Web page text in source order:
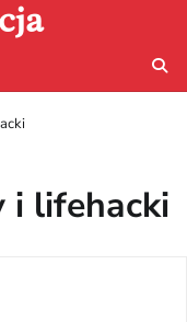
i lifehacki